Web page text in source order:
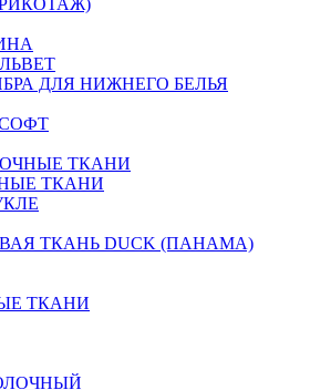
ДЛЯ НИЖНЕГО БЕЛЬЯ
ТКАНИ
ТКАНИ
ТКАНЬ DUCK (ПАНАМА)
ТКАНИ